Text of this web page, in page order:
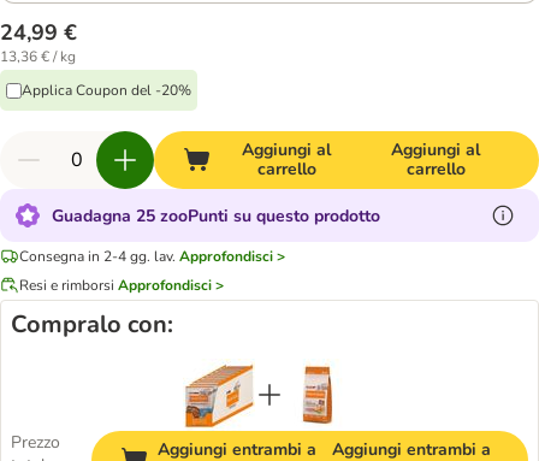
24,99 €
13,36 € / kg
Applica Coupon del -20%
Aggiungi al
carrello
Aggiungi al
carrello
Guadagna 25 zooPunti su questo prodotto
Consegna in 2-4 gg. lav. Approfondisci >
Resi e rimborsi Approfondisci >
Compralo con:
Prezzo
Aggiungi entrambi a
Aggiungi entrambi a